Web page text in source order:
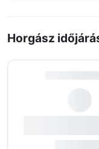
Horgász